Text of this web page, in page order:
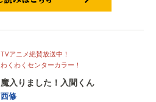
TVアニメ絶賛放送中！
わくわくセンターカラー！
魔入りました！入間くん
西修